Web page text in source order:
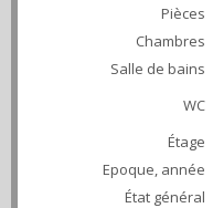
Pièces
Chambres
Salle de bains
WC
Étage
Epoque, année
État général